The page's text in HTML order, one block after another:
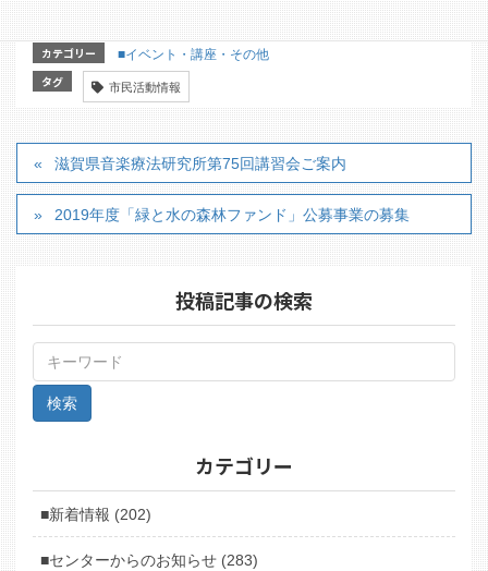
カテゴリー ■イベント・講座・その他
タグ 市民活動情報
滋賀県音楽療法研究所第75回講習会ご案内
2019年度「緑と水の森林ファンド」公募事業の募集
投稿記事の検索
カテゴリー
■新着情報 (202)
■センターからのお知らせ (283)